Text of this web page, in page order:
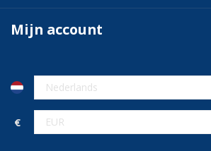
Mijn account
€